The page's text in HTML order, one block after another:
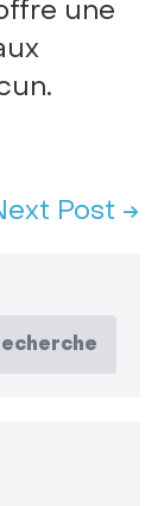
une
Post →